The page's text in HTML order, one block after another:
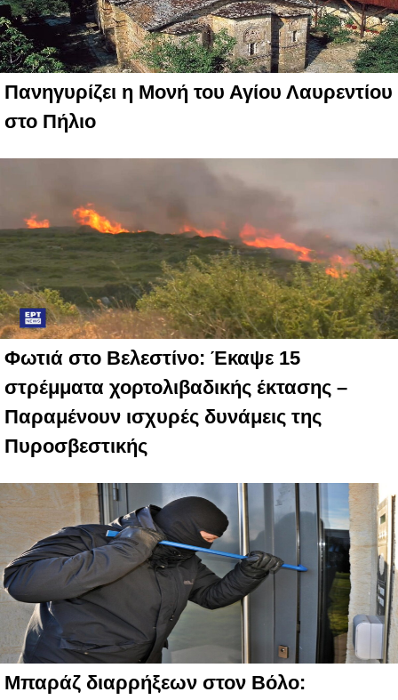
Πανηγυρίζει η Μονή του Αγίου Λαυρεντίου
στο Πήλιο
Φωτιά στο Βελεστίνο: Έκαψε 15
στρέμματα χορτολιβαδικής έκτασης –
Παραμένουν ισχυρές δυνάμεις της
Πυροσβεστικής
Μπαράζ διαρρήξεων στον Βόλο: